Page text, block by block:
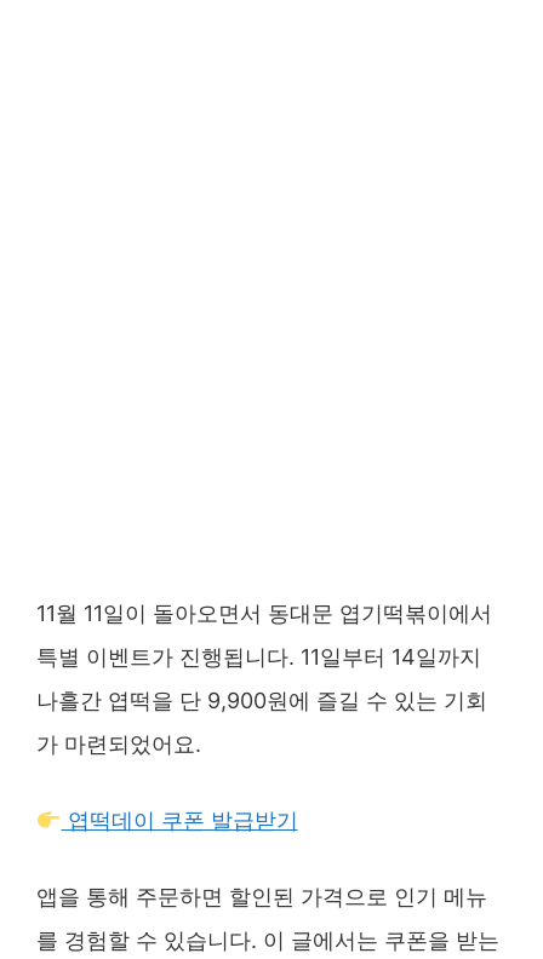
11월 11일이 돌아오면서 동대문 엽기떡볶이에서
특별 이벤트가 진행됩니다. 11일부터 14일까지
나흘간 엽떡을 단 9,900원에 즐길 수 있는 기회
가 마련되었어요.
엽떡데이 쿠폰 발급받기
앱을 통해 주문하면 할인된 가격으로 인기 메뉴
를 경험할 수 있습니다. 이 글에서는 쿠폰을 받는